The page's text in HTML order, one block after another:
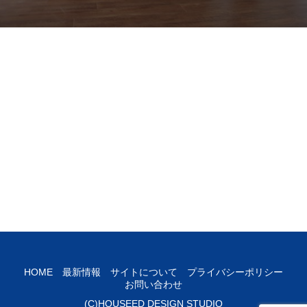
HOME 最新情報 サイトについて
プライバシーポリシー
お問い合わせ
(C)HOUSEED DESIGN STUDIO